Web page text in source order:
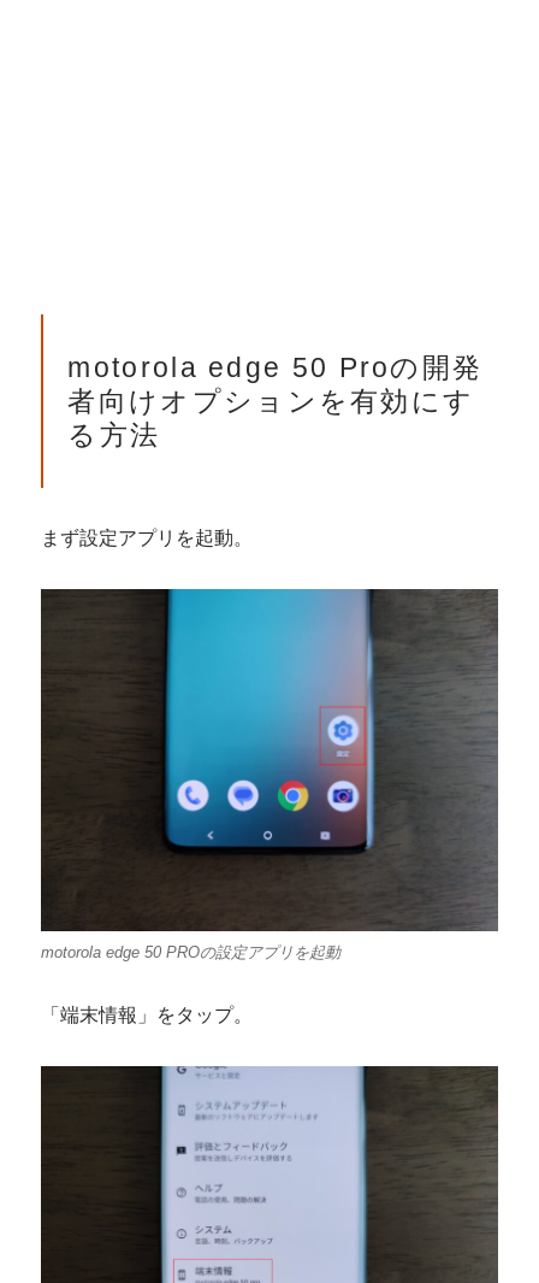
motorola edge 50 Proの開発
者向けオプションを有効にす
る方法
まず設定アプリを起動。
motorola edge 50 PROの設定アプリを起動
「端末情報」をタップ。